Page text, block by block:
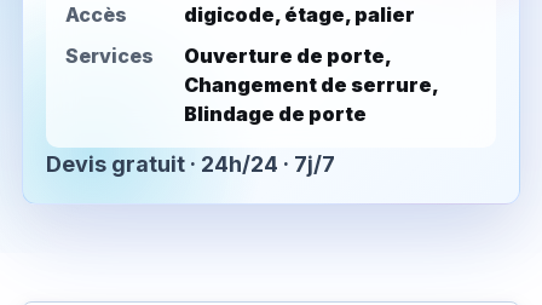
Accès
digicode, étage, palier
Services
Ouverture de porte,
Changement de serrure,
Blindage de porte
Devis gratuit · 24h/24 · 7j/7